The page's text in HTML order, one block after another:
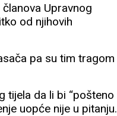
Upravnog
od njihovih
pa su tim tragom
tijela da li bi “pošteno
uopće nije u pitanju.